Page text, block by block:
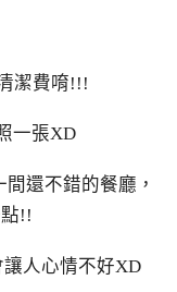
潔費唷!!!
一張XD
還不錯的餐廳，
!!
人心情不好XD